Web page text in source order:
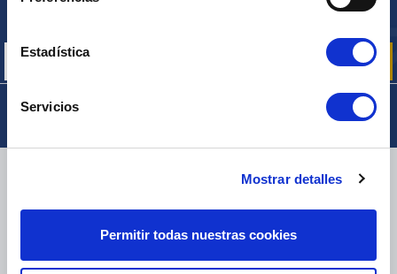
Estadística
Servicios
Mostrar detalles
Permitir todas nuestras cookies
ENTREGA
PAQUETES PEQUEÑOS:COLISSIMO, TNT, DPD-PAQUETES GRANDES:TNT, GÉODIS, FRANCE EXPRESS, DPD